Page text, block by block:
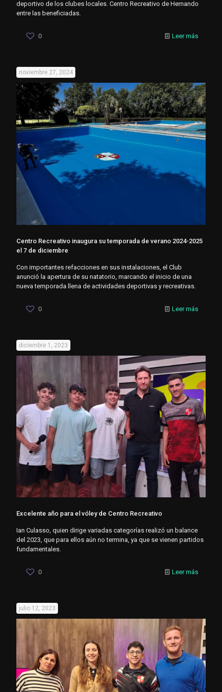
deportivo de los clubes locales. Centro Recreativo de Hernando
entre las beneficiadas.
0 Leer más
noviembre 27, 2024
Centro Recreativo inaugura su temporada de verano 2024-2025
el 7 de diciembre
Con importantes refacciones en sus instalaciones, el Club
anunció la apertura de su natatorio, marcando el inicio de una
nueva temporada llena de actividades deportivas y recreativas.
0 Leer más
diciembre 1, 2023
Excelente año para el vóley de Centro Recreativo
Ian Culasso, quien dirige variadas categorías realizó un balance
del 2023, que para ellos aún no termina, ya que se vienen partidos
fundamentales.
0 Leer más
julio 12, 2023